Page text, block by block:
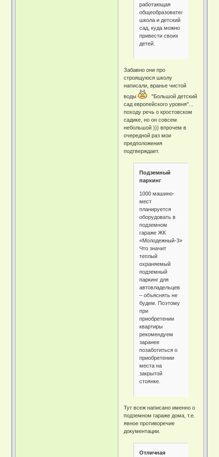
работающая
общеобразовательная
школа и детский
сад, куда можно
привести своих
детей.
Забавно они про
строящуюся школу
написали, вранье чистой
воды
"Большой детский
сад европейского уровня"...
походу речь о кростовском
садике, но он совсем
небольшой ))) впрочем в
очередной раз мои
предположения
подтверждает.
Подземный
паркинг
1000 машино-
мест
планируется
оборудовать в
подземном
гараже ЖК
«Молодежный-3».
Что значит
теплый
охраняемый
подземный
паркинг для
автовладельцев
– объяснять не
будем. Поэтому
при
приобретении
квартиры
рекомендуем
заранее
позаботиться о
приобретении
места на
закрытой
стоянке.
Тут всеж написано именно о
подземном гараже дома, т.е.
явное противоречие
документации.
Отличная